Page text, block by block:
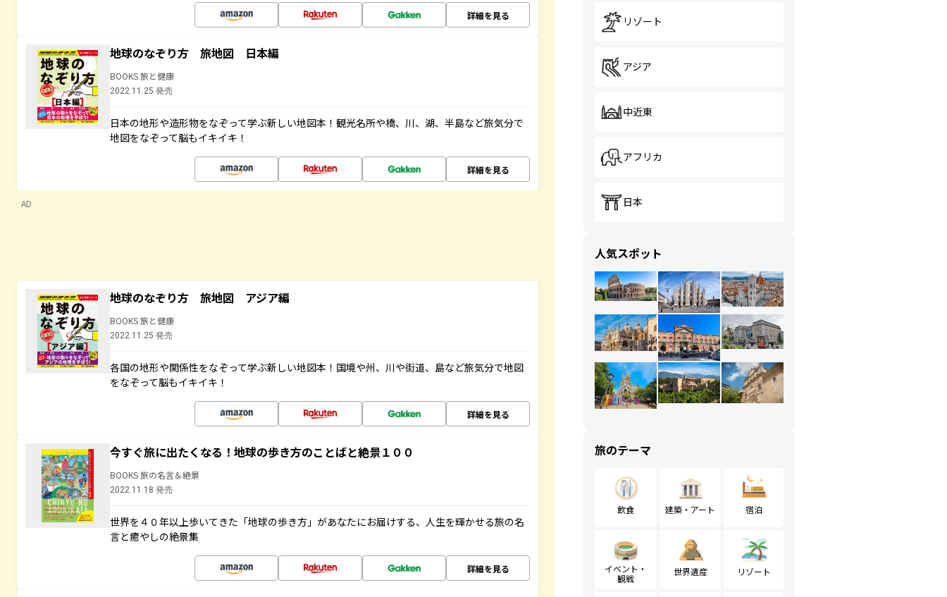
詳細を見る
地球のなぞり方 旅地図 日本編
BOOKS 旅と健康
2022.11.25 発売
日本の地形や造形物をなぞって学ぶ新しい地図本！観光名所や橋、川、湖、半島など旅気分で
地図をなぞって脳もイキイキ！
詳細を見る
AD
地球のなぞり方 旅地図 アジア編
BOOKS 旅と健康
2022.11.25 発売
各国の地形や関係性をなぞって学ぶ新しい地図本！国境や州、川や街道、島など旅気分で地図
をなぞって脳もイキイキ！
詳細を見る
今すぐ旅に出たくなる！地球の歩き方のことばと絶景１００
BOOKS 旅の名言＆絶景
2022.11.18 発売
世界を４０年以上歩いてきた「地球の歩き方」があなたにお届けする、人生を輝かせる旅の名
言と癒やしの絶景集
詳細を見る
リゾート
アジア
中近東
アフリカ
日本
人気スポット
旅のテーマ
飲食 建築・アート 宿泊
イベント・
観戦
世界遺産 リゾート